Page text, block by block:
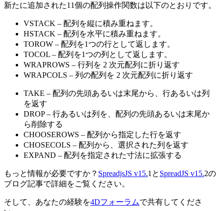
新たに追加された11個の配列操作関数は以下のとおりです。
VSTACK – 配列を縦に積み重ねます。
HSTACK – 配列を水平に積み重ねます。
TOROW – 配列を1つの行として返します。
TOCOL – 配列を1つの列として返します。
WRAPROWS – 行列を 2 次元配列に折り返す
WRAPCOLS – 列の配列を 2 次元配列に折り返す
TAKE – 配列の先頭あるいは末尾から、行あるいは列
を返す
DROP – 行あるいは列を、配列の先頭あるいは末尾か
ら削除する
CHOOSEROWS – 配列から指定した行を返す
CHOSECOLS – 配列から、選択された列を返す
EXPAND – 配列を指定された寸法に拡張する
もっと情報が必要ですか？ SpreadjsJS v15.1と SpreadJS v15.2の
ブログ記事で詳細をご覧ください。
そして、あなたの経験を4Dフォーラムで共有してくださ